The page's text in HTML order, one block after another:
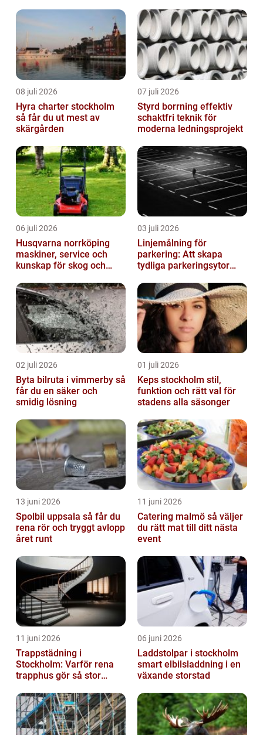
08 juli 2026
Hyra charter stockholm
så får du ut mest av
skärgården
07 juli 2026
Styrd borrning effektiv
schaktfri teknik för
moderna ledningsprojekt
06 juli 2026
Husqvarna norrköping
maskiner, service och
kunskap för skog och
03 juli 2026
Linjemålning för
parkering: Att skapa
tydliga parkeringsytor
parkeringslinjer
02 juli 2026
Byta bilruta i vimmerby så
får du en säker och
smidig lösning
01 juli 2026
Keps stockholm stil,
funktion och rätt val för
stadens alla säsonger
13 juni 2026
Spolbil uppsala så får du
rena rör och tryggt avlopp
året runt
11 juni 2026
Catering malmö så väljer
du rätt mat till ditt nästa
event
11 juni 2026
Trappstädning i
Stockholm: Varför rena
trapphus gör så stor
06 juni 2026
Laddstolpar i stockholm
smart elbilsladdning i en
växande storstad